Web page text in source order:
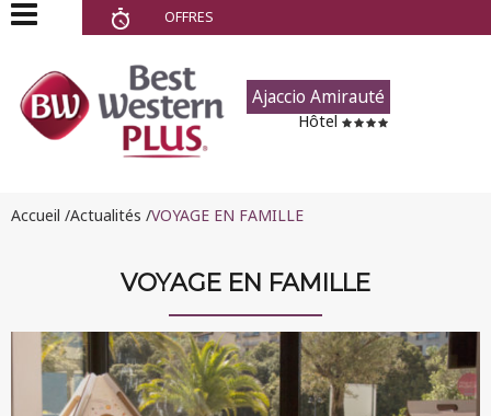
Nous contacter
Demande de disponibilité
& Groupes
Montecristo Bastia Hôtel
★★★
Ajaccio Amirauté Hôtel
Résidence ★★★★
OFFRES
Ajaccio Amirauté
Hôtel
Accueil Actualités VOYAGE EN FAMILLE
VOYAGE EN FAMILLE